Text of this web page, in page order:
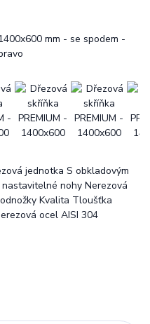
jednotka S obkladovým
nohy Nerezová
Kvalita Tloušťka
ocel AISI 304